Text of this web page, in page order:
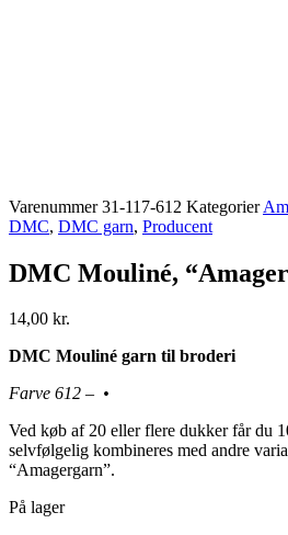
Varenummer31-117-612 Kategorier
DMC, DMC garn, Producent
DMC Mouliné,
14,00 kr.
DMC Mouliné garn til broderi
Farve 612 – •
Ved køb af 20 eller flere dukker får du
selvfølgelig kombineres med andre
“Amagergarn”.
På lager